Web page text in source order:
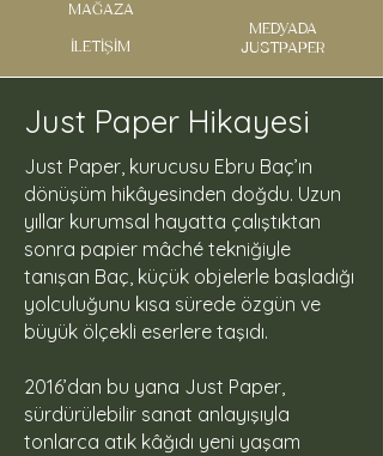
MAĞAZA
İLETİŞİM
MEDYADA
JUSTPAPER
Just Paper Hikayesi
Just Paper, kurucusu Ebru Baç’ın
dönüşüm hikâyesinden doğdu. Uzun
yıllar kurumsal hayatta çalıştıktan
sonra papier mâché tekniğiyle
tanışan Baç, küçük objelerle başladığı
yolculuğunu kısa sürede özgün ve
büyük ölçekli eserlere taşıdı.
2016’dan bu yana Just Paper,
sürdürülebilir sanat anlayışıyla
tonlarca atık kâğıdı yeni yaşam